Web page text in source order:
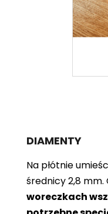
DIAMENTY
Na płótnie
średnicy 2,8
woreczkach